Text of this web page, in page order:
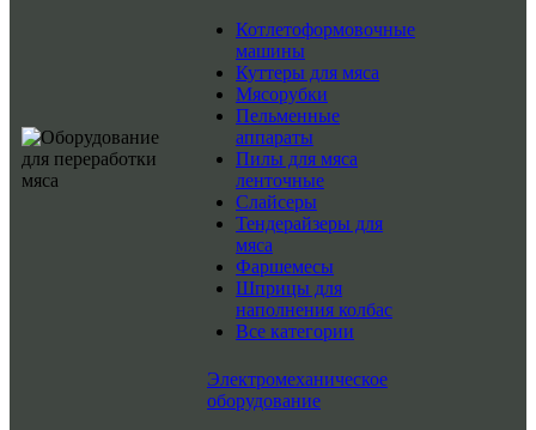
Котлетоформовочные
машины
Куттеры для мяса
Мясорубки
Пельменные
аппараты
Пилы для мяса
ленточные
Слайсеры
Тендерайзеры для
мяса
Фаршемесы
Шприцы для
наполнения колбас
Все категории
Электромеханическое
оборудование